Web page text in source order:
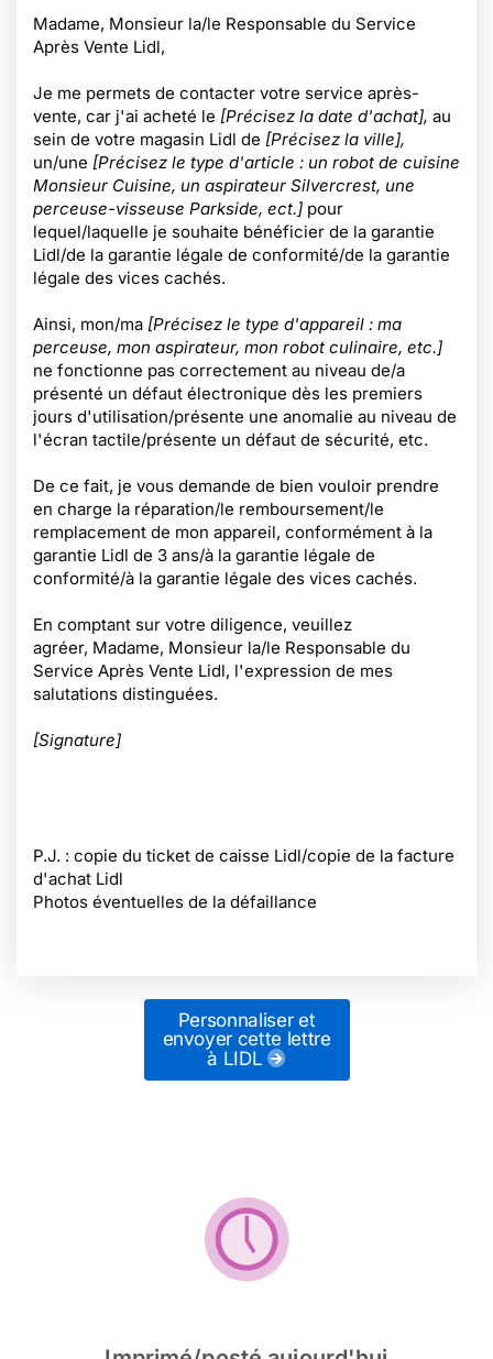
Madame, Monsieur la/le Responsable du Service
Après Vente Lidl,
Je me permets de contacter votre service après-
vente, car j'ai acheté le [Précisez la date d'achat], au
sein de votre magasin Lidl de [Précisez la ville],
un/une [Précisez le type d'article : un robot de cuisine
Monsieur Cuisine, un aspirateur Silvercrest, une
perceuse-visseuse Parkside, ect.] pour
lequel/laquelle je souhaite bénéficier de la garantie
Lidl/de la garantie légale de conformité/de la garantie
légale des vices cachés.
Ainsi, mon/ma [Précisez le type d'appareil : ma
perceuse, mon aspirateur, mon robot culinaire, etc.]
ne fonctionne pas correctement au niveau de/a
présenté un défaut électronique dès les premiers
jours d'utilisation/présente une anomalie au niveau de
l'écran tactile/présente un défaut de sécurité, etc.
De ce fait, je vous demande de bien vouloir prendre
en charge la réparation/le remboursement/le
remplacement de mon appareil, conformément à la
garantie Lidl de 3 ans/à la garantie légale de
conformité/à la garantie légale des vices cachés.
En comptant sur votre diligence, veuillez
agréer, Madame, Monsieur la/le Responsable du
Service Après Vente Lidl, l'expression de mes
salutations distinguées.
[Signature]
P.J. : copie du ticket de caisse Lidl/copie de la facture
d'achat Lidl
Photos éventuelles de la défaillance
Personnaliser et
envoyer cette lettre
à LIDL